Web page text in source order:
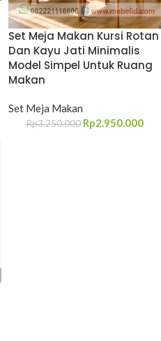
Set Meja Makan Kursi Rotan
Dan Kayu Jati Minimalis
Model Simpel Untuk Ruang
Makan
Set Meja Makan
Rp3.250.000 Rp2.950.000